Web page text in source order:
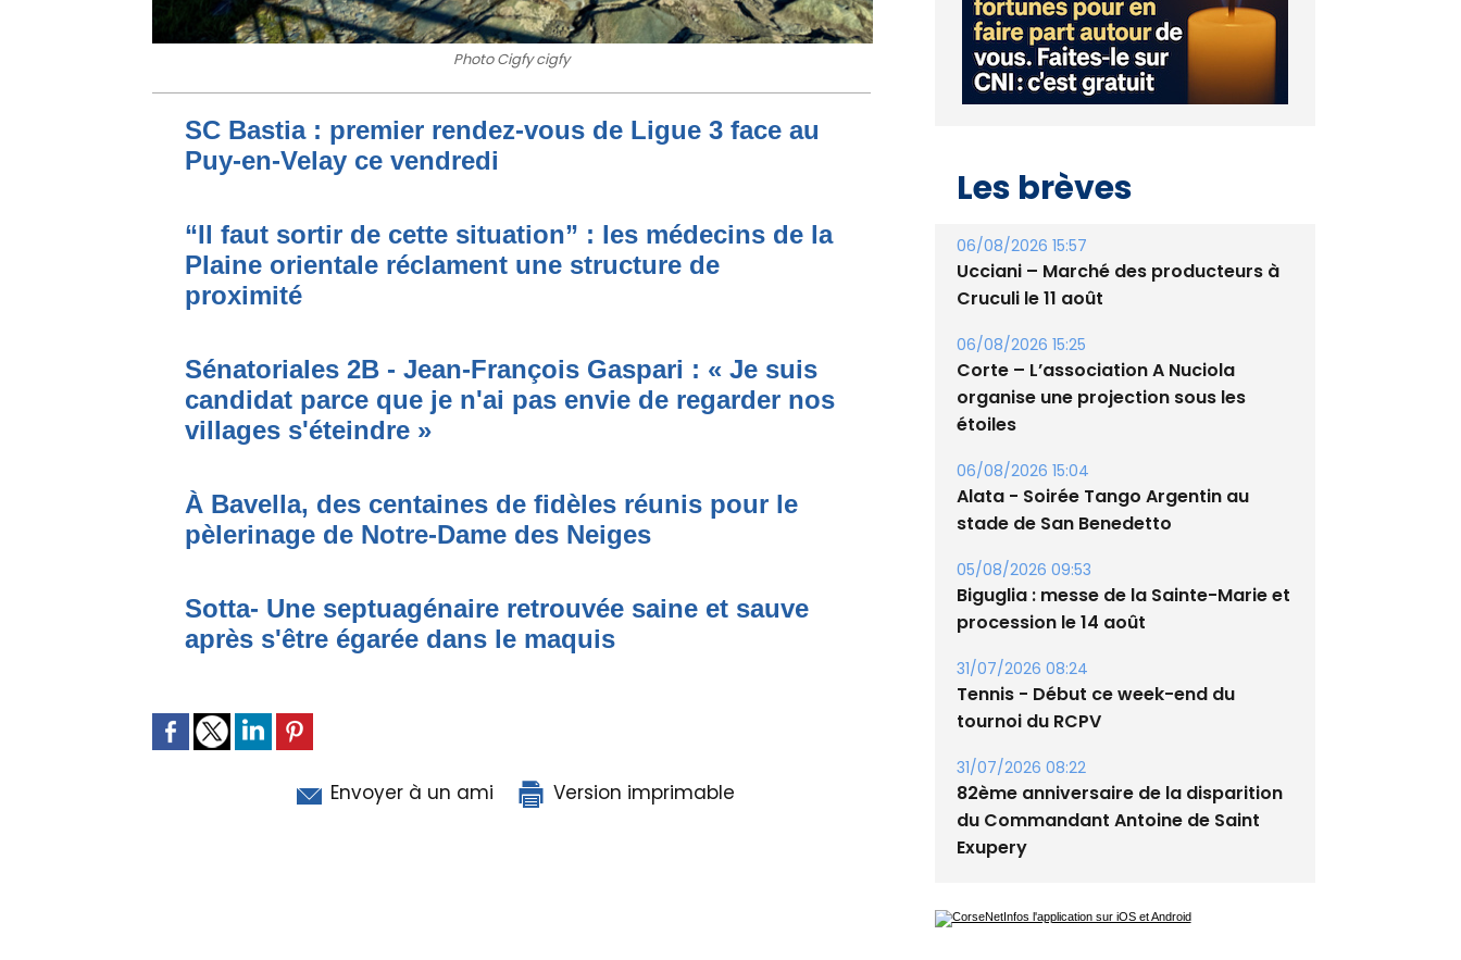
Photo Cigfy cigfy
SC Bastia : premier rendez-vous de Ligue 3 face au
Puy-en-Velay ce vendredi
“Il faut sortir de cette situation” : les médecins de la
Plaine orientale réclament une structure de
proximité
Sénatoriales 2B - Jean-François Gaspari : « Je suis
candidat parce que je n'ai pas envie de regarder nos
villages s'éteindre »
À Bavella, des centaines de fidèles réunis pour le
pèlerinage de Notre-Dame des Neiges
Sotta- Une septuagénaire retrouvée saine et sauve
après s'être égarée dans le maquis
Envoyer à un ami Version imprimable
Les brèves
06/08/2026 15:57
Ucciani – Marché des producteurs à
Cruculi le 11 août
06/08/2026 15:25
Corte – L’association A Nuciola
organise une projection sous les
étoiles
06/08/2026 15:04
Alata - Soirée Tango Argentin au
stade de San Benedetto
05/08/2026 09:53
Biguglia : messe de la Sainte-Marie et
procession le 14 août
31/07/2026 08:24
Tennis - Début ce week-end du
tournoi du RCPV
31/07/2026 08:22
82ème anniversaire de la disparition
du Commandant Antoine de Saint
Exupery